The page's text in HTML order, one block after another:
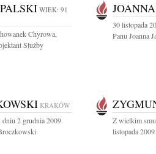
WIEK: 91
Chyrowa,
Służby
30 listopada
Panu Joanna
KRAKÓW
dniu 2 grudnia 2009
Z wielkim
listopada